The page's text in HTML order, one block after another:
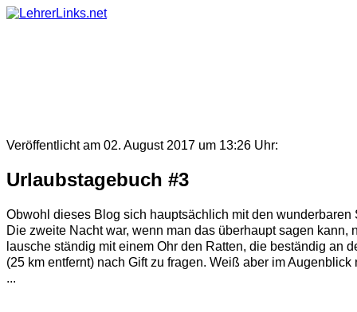
Skip
Veröffentlicht am 02. August 2017 um 13:26 Uhr:
Urlaubstagebuch #3
Obwohl dieses Blog sich hauptsächlich mit den
Die zweite Nacht war, wenn man das überhaupt sagen
lausche ständig mit einem Ohr den Ratten, die beständig an
(25 km entfernt) nach Gift zu fragen. Weiß aber im
...